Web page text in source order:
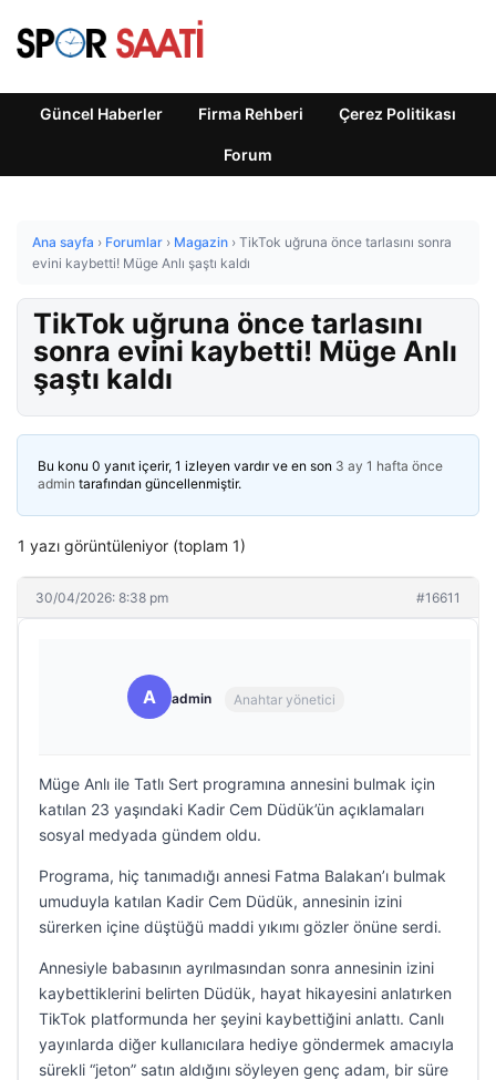
Güncel Haberler Firma Rehberi Çerez Politikası
Forum
Ana sayfa › Forumlar › Magazin › TikTok uğruna önce tarlasını sonra
evini kaybetti! Müge Anlı şaştı kaldı
TikTok uğruna önce tarlasını
sonra evini kaybetti! Müge Anlı
şaştı kaldı
Bu konu 0 yanıt içerir, 1 izleyen vardır ve en son 3 ay 1 hafta önce
admin tarafından güncellenmiştir.
1 yazı görüntüleniyor (toplam 1)
30/04/2026: 8:38 pm #16611
A admin Anahtar yönetici
Müge Anlı ile Tatlı Sert programına annesini bulmak için
katılan 23 yaşındaki Kadir Cem Düdük’ün açıklamaları
sosyal medyada gündem oldu.
Programa, hiç tanımadığı annesi Fatma Balakan’ı bulmak
umuduyla katılan Kadir Cem Düdük, annesinin izini
sürerken içine düştüğü maddi yıkımı gözler önüne serdi.
Annesiyle babasının ayrılmasından sonra annesinin izini
kaybettiklerini belirten Düdük, hayat hikayesini anlatırken
TikTok platformunda her şeyini kaybettiğini anlattı. Canlı
yayınlarda diğer kullanıcılara hediye göndermek amacıyla
sürekli “jeton” satın aldığını söyleyen genç adam, bir süre